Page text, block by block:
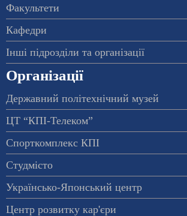
Факультети
Кафедри
Інші підрозділи та організації
Організації
Державний політехнічний музей
ЦТ “КПІ-Телеком”
Спорткомплекс КПІ
Студмісто
Українсько-Японський центр
Центр розвитку кар'єри